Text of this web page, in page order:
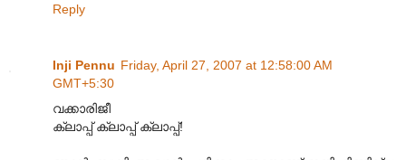
Reply
Inji Pennu Friday, April 27, 2007 at 12:58:00 AM
GMT+5:30
വക്കാരിജീ
ക്ലാപ്പ് ക്ലാപ്പ് ക്ലാപ്പ്!